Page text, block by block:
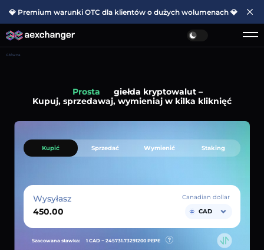
💎 Premium warunki OTC dla klientów o dużych wolumenach 💎
Główna
Prosta
giełda kryptowalut –
Kupuj, sprzedawaj, wymieniaj w kilka kliknięć
Kupić Sprzedać Wymienić Staking
Wysyłasz
Canadian dollar
CAD
Szacowana stawka: 1 CAD ~ 245731.73291200 PEPE